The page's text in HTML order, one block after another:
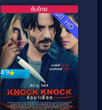
Full HD
4.9
ซับไทย